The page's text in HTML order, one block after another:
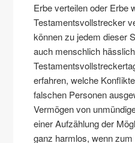
Erbe verteilen oder Erbe
Testamentsvollstrecker
können zu jedem dieser
auch menschlich
erfahren, welche
falschen Personen
Vermögen von
einer Aufzählung der
ganz harmlos, wenn